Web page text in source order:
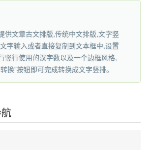
供文章古文排版,传统中文排版,文字竖
字输入或者直接复制到文本框中,设置
竖行使用的汉字数以及一个边框风格,
换”按钮即可完成转换成文字竖排。